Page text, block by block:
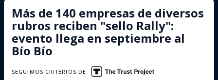
Más de 140 empresas de diversos
rubros reciben "sello Rally":
evento llega en septiembre al
Bío Bío
SEGUIMOS CRITERIOS DE